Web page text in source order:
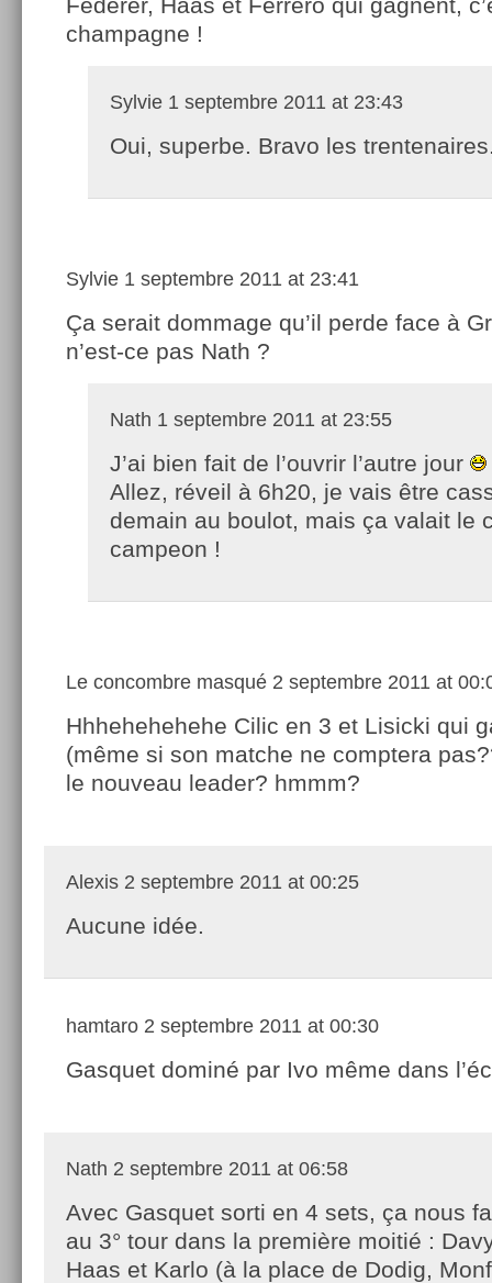
champagne !
Sylvie 1 septembre 2011 at 23:43
Oui, superbe. Bravo les
Sylvie 1 septembre 2011 at 23:41
Ça serait dommage qu’il perde face à
n’est-ce pas Nath ?
Nath 1 septembre 2011 at 23:55
J’ai bien fait de l’ouvrir l’autre jour
Allez, réveil à 6h20, je vais être
demain au boulot, mais ça valait le
campeon !
Le concombre masqué 2 septembre 2011 at
Hhhehehehehe Cilic en 3 et Lisicki qui
(même si son matche ne comptera
le nouveau leader? hmmm?
Alexis 2 septembre 2011 at 00:25
Aucune idée.
hamtaro 2 septembre 2011 at 00:30
Gasquet dominé par Ivo même dans
Nath 2 septembre 2011 at 06:58
Avec Gasquet sorti en 4 sets, ça nous
au 3° tour dans la première moitié :
Haas et Karlo (à la place de Dodig,